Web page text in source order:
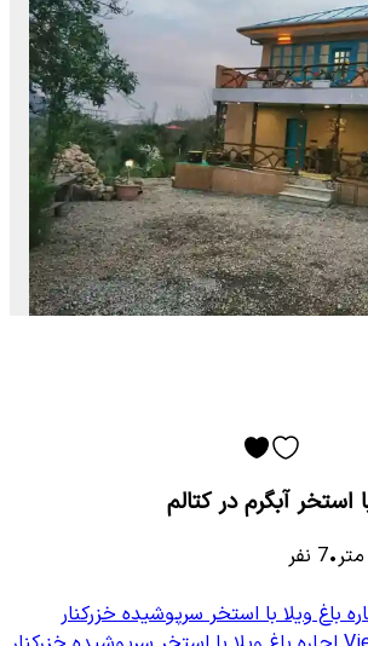
استخر آبگرم در کتالم
متر•
7 نفر
باغ ویلا با استخر سرپوشیده خزرکنار